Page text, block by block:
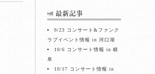
9/23 コンサート&ファンク
ラブイベント情報 in 河口湖
10/6 コンサート情報 in 岐
阜
10/17 コンサート情報 in